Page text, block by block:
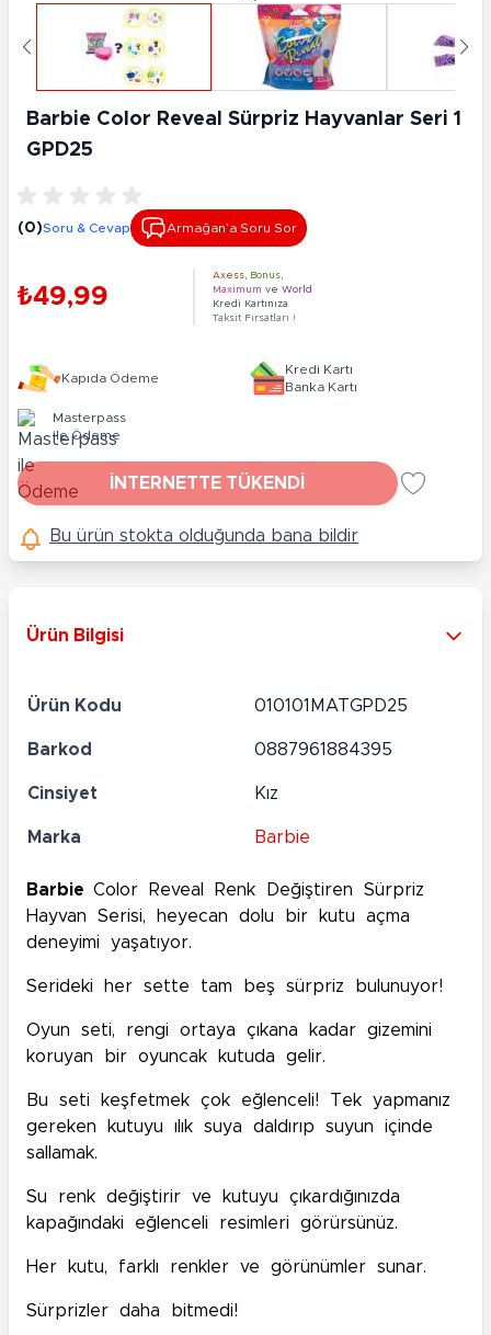
Barbie Color Reveal Sürpriz Hayvanlar Seri 1
GPD25
(0)Soru & Cevap Armağan’a Soru Sor
₺49,99
Axess Bonus
Maximum ve World
Kredi Kartınıza
Taksit Fırsatları !
Kapıda Ödeme
Kredi Kartı
Banka Kartı
Masterpass
ile Ödeme
İNTERNETTE TÜKENDİ
Bu ürün stokta olduğunda bana bildir
Ürün Bilgisi
Ürün Kodu 010101MATGPD25
Barkod 0887961884395
Cinsiyet Kız
Marka Barbie
Barbie Color Reveal Renk Değiştiren Sürpriz
Hayvan Serisi, heyecan dolu bir kutu açma
deneyimi yaşatıyor.
Serideki her sette tam beş sürpriz bulunuyor!
Oyun seti, rengi ortaya çıkana kadar gizemini
koruyan bir oyuncak kutuda gelir.
Bu seti keşfetmek çok eğlenceli! Tek yapmanız
gereken kutuyu ılık suya daldırıp suyun içinde
sallamak.
Su renk değiştirir ve kutuyu çıkardığınızda
kapağındaki eğlenceli resimleri görürsünüz.
Her kutu, farklı renkler ve görünümler sunar.
Sürprizler daha bitmedi!